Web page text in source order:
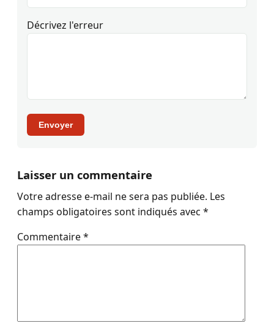
Décrivez l'erreur
Envoyer
Laisser un commentaire
Votre adresse e-mail ne sera pas publiée. Les
champs obligatoires sont indiqués avec *
Commentaire*